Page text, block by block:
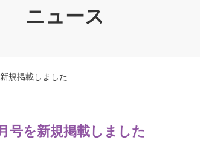
ニュース
規掲載しました
号を新規掲載しました